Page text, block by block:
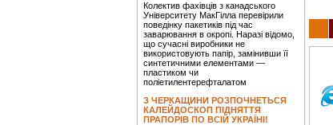
Колектив фахівців з канадського
Університету МакГілла перевірили
поведінку пакетиків під час
заварювання в окропі. Наразі відомо,
що сучасні виробники не
використовують папір, замінивши її
синтетичними елементами —
пластиком чи
поліетилентерефталатом
З ЧЕРКАЩИНИ РОЗПОЧНЕТЬСЯ
КАЛЕЙДОСКОП ПІДНЯТТЯ
ПРАПОРІВ ПО ВСІЙ УКРАЇНІ!